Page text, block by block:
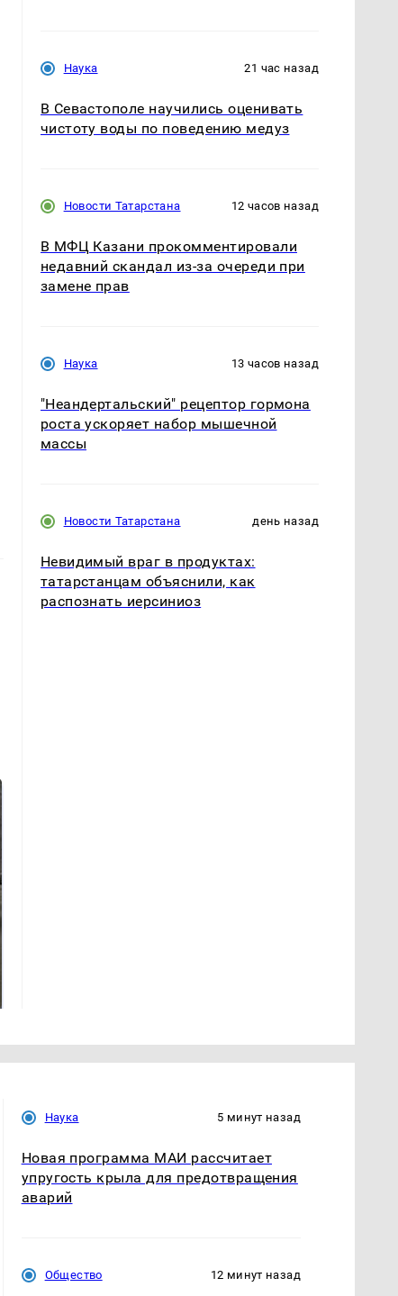
Наука 21 час назад
В Севастополе научились оценивать
чистоту воды по поведению медуз
Новости Татарстана 12 часов назад
В МФЦ Казани прокомментировали
недавний скандал из-за очереди при
замене прав
Наука 13 часов назад
"Неандертальский" рецептор гормона
роста ускоряет набор мышечной
массы
Новости Татарстана день назад
Невидимый враг в продуктах:
татарстанцам объяснили, как
распознать иерсиниоз
Наука 5 минут назад
Новая программа МАИ рассчитает
упругость крыла для предотвращения
аварий
Общество 12 минут назад